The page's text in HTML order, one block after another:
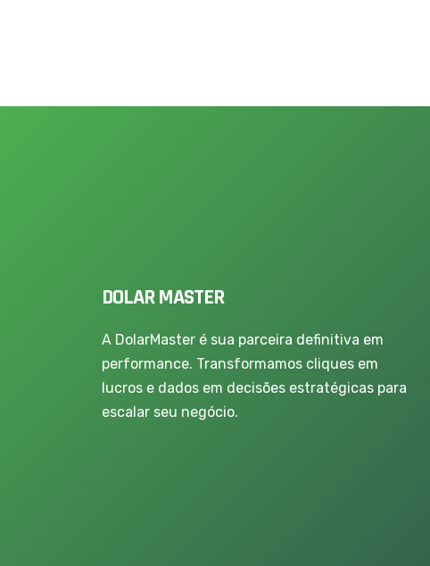
DOLAR MASTER
A DolarMaster é sua parceira definitiva em
performance. Transformamos cliques em
lucros e dados em decisões estratégicas para
escalar seu negócio.